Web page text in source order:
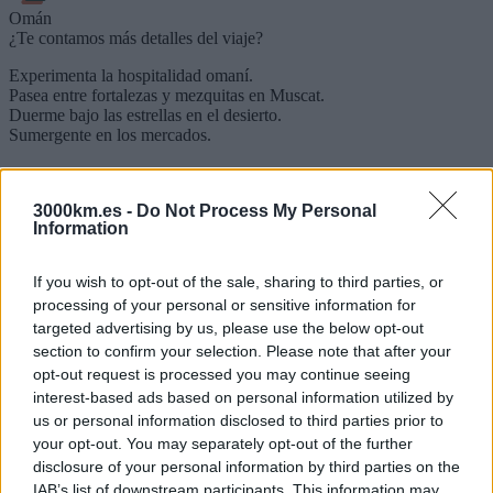
3000km.es - Do Not Process My Personal
Information
If you wish to opt-out of the sale, sharing to third parties, or
processing of your personal or sensitive information for
targeted advertising by us, please use the below opt-out
section to confirm your selection. Please note that after your
opt-out request is processed you may continue seeing
interest-based ads based on personal information utilized by
us or personal information disclosed to third parties prior to
your opt-out. You may separately opt-out of the further
disclosure of your personal information by third parties on the
Omán
¿Te contamos más detalles del viaje?
Experimenta la hospitalidad omaní.
Pasea entre fortalezas y mezquitas en Muscat.
Duerme bajo las estrellas en el desierto.
Sumergente en los mercados.
Actualmente no tenemos viajes programados para este destino.
Consejos útiles para disfrutar Omán